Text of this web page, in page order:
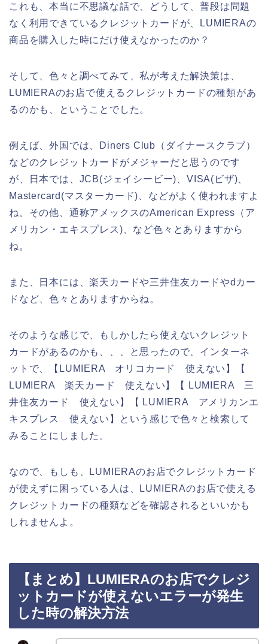
これも、本当に不思議な話で、どうして、普段は問題
なく利用できているクレジットカードが、LUMIERAの
商品を購入した時にだけ使えなかったのか？
そして、色々と調べてみて、私が考えた解決策は、
LUMIERAのお店で使えるクレジットカードの種類があ
るのかも、ということでした。
例えば、外国では、Diners Club（ダイナースクラブ）
などのクレジットカードがメジャーだと思うのです
が、日本では、JCB(ジェイシービー)、VISA(ビザ)、
Mastercard(マスターカード)、などがよく使われますよ
ね。その他、通称アメックスのAmerican Express（ア
メリカン・エキスプレス)、など色々とありますから
ね。
また、日本には、楽天カードや三井住友カードやdカー
ドなど、色々とありますからね。
そのような感じで、もしかしたら使えないクレジット
カードがあるのかも、、、と思ったので、インターネ
ットで、【LUMIERA オリコカード 使えない】【
LUMIERA 楽天カード 使えない】【 LUMIERA 三
井住友カード 使えない】【 LUMIERA アメリカンエ
キスプレス 使えない】という感じで色々と検索して
みることにしました。
なので、もしも、LUMIERAのお店でクレジットカード
が使えずに困っている人は、LUMIERAのお店で使える
クレジットカードの種類などを確認されるといいかも
しれませんよ。
【まとめ】LUMIERAのお店でクレジ
ットカードが使えないエラーが発生
した時の解決方法